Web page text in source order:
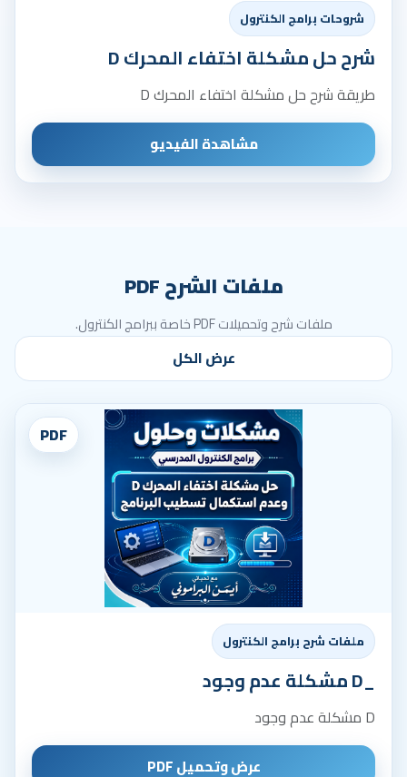
شروحات برامج الكنترول
شرح حل مشكلة اختفاء المحرك D
طريقة شرح حل مشكلة اختفاء المحرك D
مشاهدة الفيديو
ملفات الشرح PDF
ملفات شرح وتحميلات PDF خاصة ببرامج الكنترول.
عرض الكل
ملفات شرح برامج الكنترول
_D مشكلة عدم وجود
D مشكلة عدم وجود
عرض وتحميل PDF